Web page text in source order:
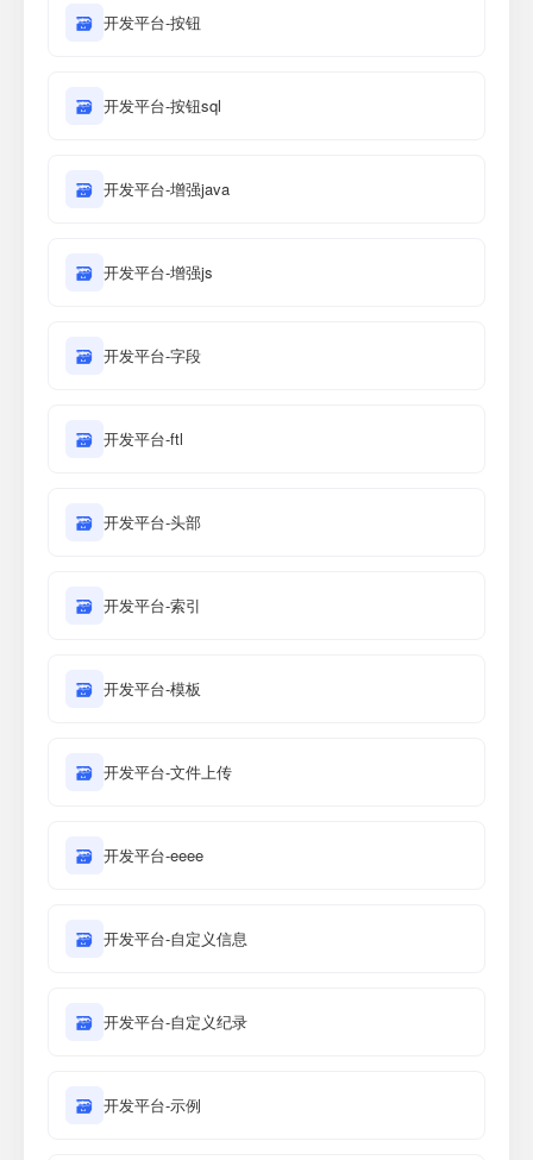
🗃 开发平台-按钮
🗃 开发平台-按钮sql
🗃 开发平台-增强java
🗃 开发平台-增强js
🗃 开发平台-字段
🗃 开发平台-ftl
🗃 开发平台-头部
🗃 开发平台-索引
🗃 开发平台-模板
🗃 开发平台-文件上传
🗃 开发平台-eeee
🗃 开发平台-自定义信息
🗃 开发平台-自定义纪录
🗃 开发平台-示例